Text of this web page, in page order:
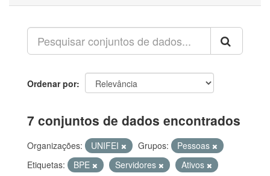
Ordenar por
7 conjuntos de dados encontrados
Organizações: UNIFEI Grupos:
Pessoas
Etiquetas:
BPE Servidores
Ativos